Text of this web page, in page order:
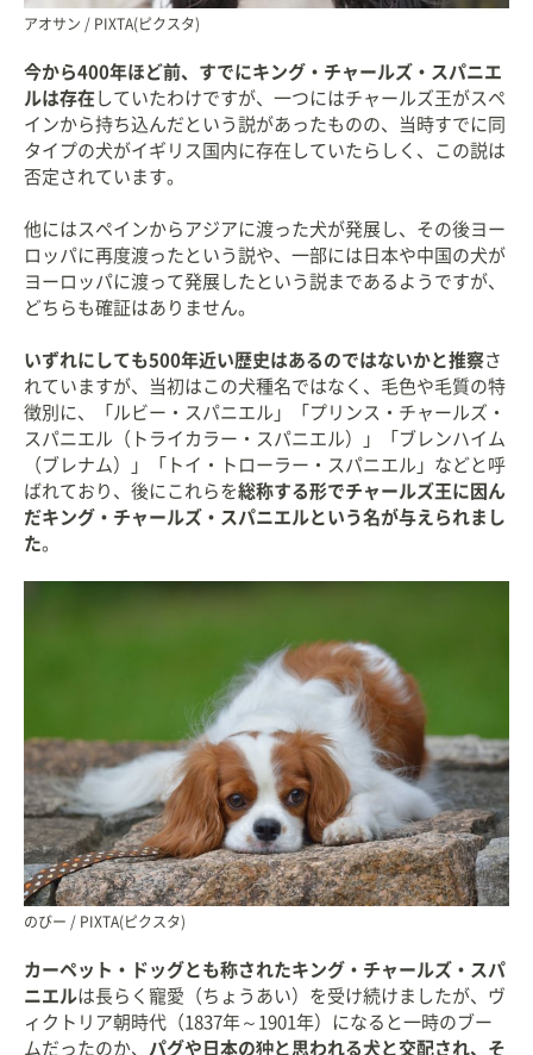
アオサン / PIXTA(ピクスタ)
今から400年ほど前、すでにキング・チャールズ・スパニエ
ルは存在していたわけですが、一つにはチャールズ王がスペ
インから持ち込んだという説があったものの、当時すでに同
タイプの犬がイギリス国内に存在していたらしく、この説は
否定されています。
他にはスペインからアジアに渡った犬が発展し、その後ヨー
ロッパに再度渡ったという説や、一部には日本や中国の犬が
ヨーロッパに渡って発展したという説まであるようですが、
どちらも確証はありません。
いずれにしても500年近い歴史はあるのではないかと推察さ
れていますが、当初はこの犬種名ではなく、毛色や毛質の特
徴別に、「ルビー・スパニエル」「プリンス・チャールズ・
スパニエル（トライカラー・スパニエル）」「ブレンハイム
（ブレナム）」「トイ・トローラー・スパニエル」などと呼
ばれており、後にこれらを総称する形でチャールズ王に因ん
だキング・チャールズ・スパニエルという名が与えられまし
た。
のびー / PIXTA(ピクスタ)
カーペット・ドッグとも称されたキング・チャールズ・スパ
ニエルは長らく寵愛（ちょうあい）を受け続けましたが、ヴ
ィクトリア朝時代（1837年～1901年）になると一時のブー
ムだったのか、
パグや日本の狆と思われる犬と交配され、そ